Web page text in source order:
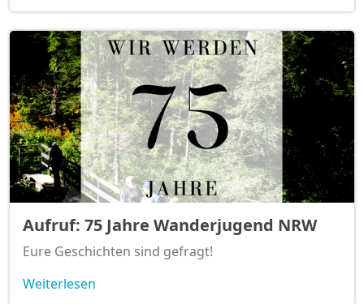
Aufruf: 75 Jahre Wanderjugend NRW
Eure Geschichten sind gefragt!
Weiterlesen